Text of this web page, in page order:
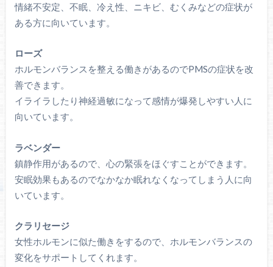
情緒不安定、不眠、冷え性、ニキビ、むくみなどの症状が
ある方に向いています。
ローズ
ホルモンバランスを整える働きがあるのでPMSの症状を改
善できます。
イライラしたり神経過敏になって感情が爆発しやすい人に
向いています。
ラベンダー
鎮静作用があるので、心の緊張をほぐすことができます。
安眠効果もあるのでなかなか眠れなくなってしまう人に向
いています。
クラリセージ
女性ホルモンに似た働きをするので、ホルモンバランスの
変化をサポートしてくれます。